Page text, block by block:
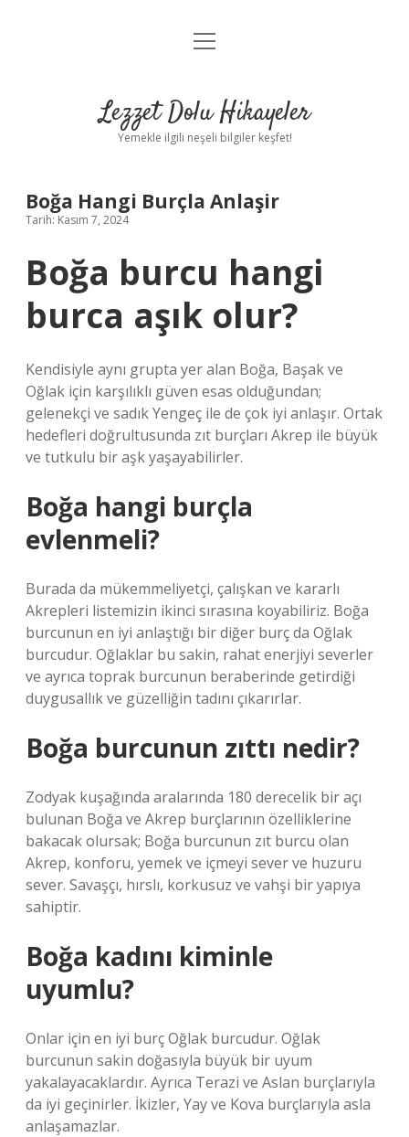
Anasayfa
Yasal Uyarı
menüyü
Lezzet Dolu Hikayeler
Yemekle ilgili neşeli bilgiler keşfet!
Boğa Hangi Burçla Anlaşir
Tarih: Kasım 7, 2024
Boğa burcu hangi
burca aşık olur?
Kendisiyle aynı grupta yer alan Boğa, Başak ve
Oğlak için karşılıklı güven esas olduğundan;
gelenekçi ve sadık Yengeç ile de çok iyi anlaşır. Ortak
hedefleri doğrultusunda zıt burçları Akrep ile büyük
ve tutkulu bir aşk yaşayabilirler.
Boğa hangi burçla
evlenmeli?
Burada da mükemmeliyetçi, çalışkan ve kararlı
Akrepleri listemizin ikinci sırasına koyabiliriz. Boğa
burcunun en iyi anlaştığı bir diğer burç da Oğlak
burcudur. Oğlaklar bu sakin, rahat enerjiyi severler
ve ayrıca toprak burcunun beraberinde getirdiği
duygusallık ve güzelliğin tadını çıkarırlar.
Boğa burcunun zıttı nedir?
Zodyak kuşağında aralarında 180 derecelik bir açı
bulunan Boğa ve Akrep burçlarının özelliklerine
bakacak olursak; Boğa burcunun zıt burcu olan
Akrep, konforu, yemek ve içmeyi sever ve huzuru
sever. Savaşçı, hırslı, korkusuz ve vahşi bir yapıya
sahiptir.
Boğa kadını kiminle
uyumlu?
Onlar için en iyi burç Oğlak burcudur. Oğlak
burcunun sakin doğasıyla büyük bir uyum
yakalayacaklardır. Ayrıca Terazi ve Aslan burçlarıyla
da iyi geçinirler. İkizler, Yay ve Kova burçlarıyla asla
anlaşamazlar.